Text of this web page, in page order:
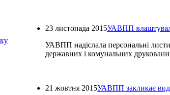
23 листопада 2015УАВПП
УАВПП надіслала персональні
державних і комунальних
21 жовтня 2015УАВПП закликає